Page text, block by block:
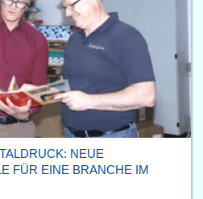
NEUE
FÜR EINE BRANCHE IM